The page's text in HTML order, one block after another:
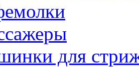
для